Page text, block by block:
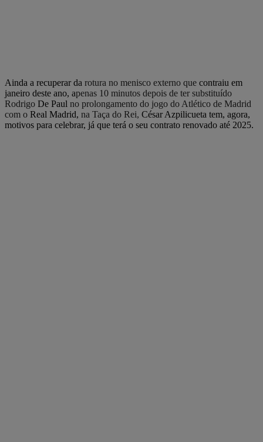
Ainda a recuperar da rotura no menisco externo que contraiu em
janeiro deste ano, apenas 10 minutos depois de ter substituído
Rodrigo De Paul no prolongamento do jogo do Atlético de Madrid
com o Real Madrid, na Taça do Rei, César Azpilicueta tem, agora,
motivos para celebrar, já que terá o seu contrato renovado até 2025.